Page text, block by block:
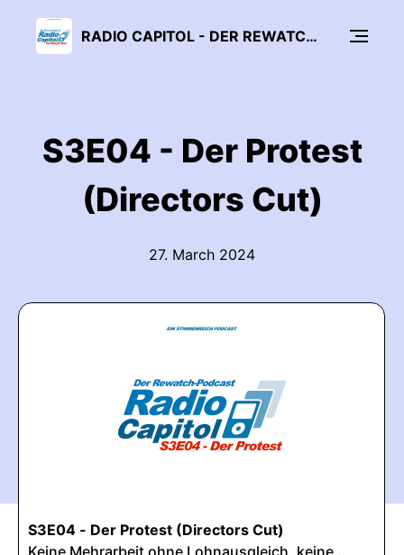
RADIO CAPITOL - DER REWATCH-PODCAST
S3E04 - Der Protest
(Directors Cut)
27. March 2024